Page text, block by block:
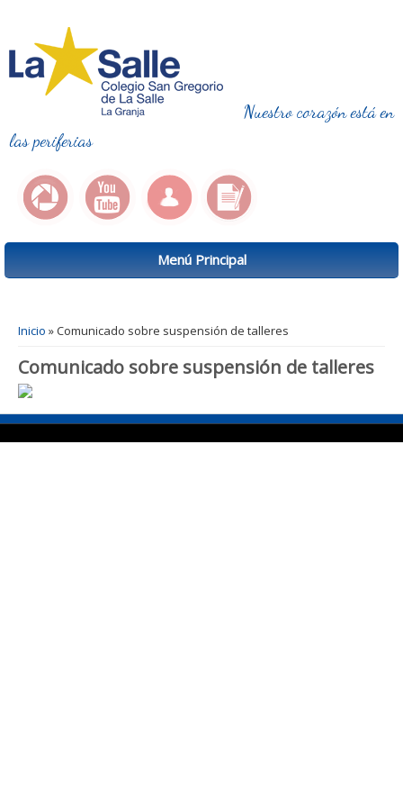
Nuestro corazón está en
las periferias
Menú Principal
Inicio » Comunicado sobre suspensión de talleres
Comunicado sobre suspensión de talleres